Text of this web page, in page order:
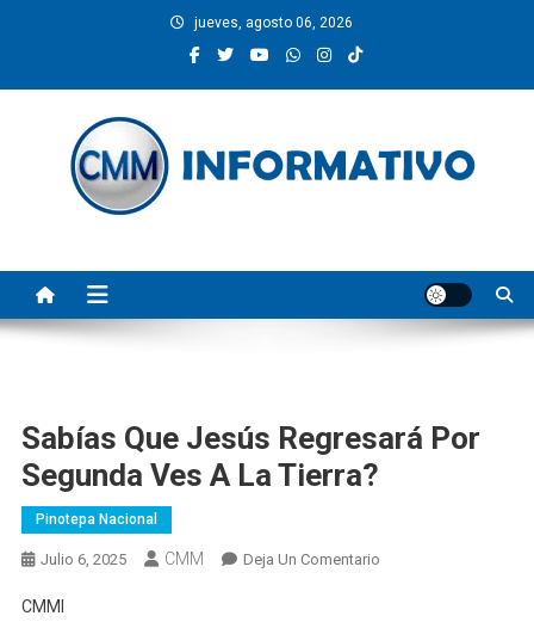
jueves, agosto 06, 2026
Sabías Que Jesús Regresará Por
Segunda Ves A La Tierra?
Pinotepa Nacional
Julio 6, 2025 CMM Deja Un ComentarioEn
CMMI